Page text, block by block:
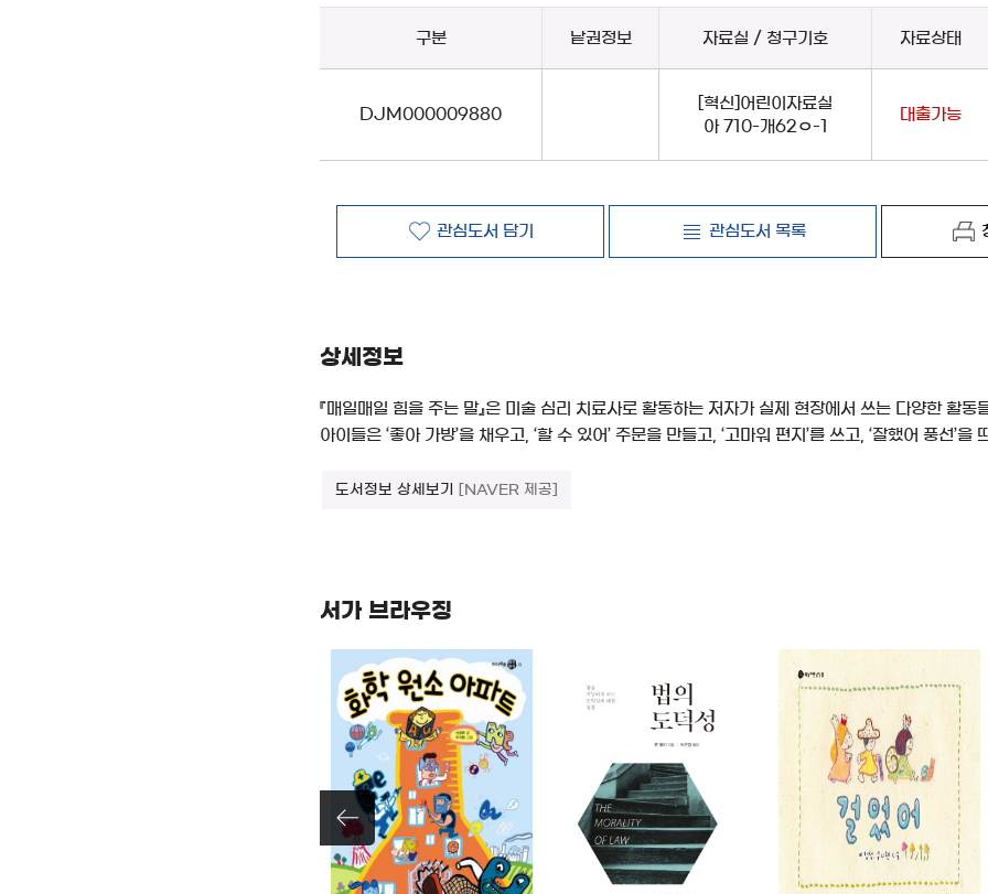
구분 낱권정보 자료실 / 청구기호 자료상태
DJM000009880
[혁신]어린이자료실
아 710-개62ㅇ-1
대출가능
관심도서 담기 관심도서 목록
상세정보
『매일매일 힘을 주는 말』은 미술 심리 치료사로 활동하는 저자가 실제 현장에서 쓰는 다양한 활
아이들은 ‘좋아 가방’을 채우고, ‘할 수 있어’ 주문을 만들고, ‘고마워 편지’를 쓰고, ‘잘했어 풍선’
도서정보 상세보기 [NAVER 제공]
서가 브라우징